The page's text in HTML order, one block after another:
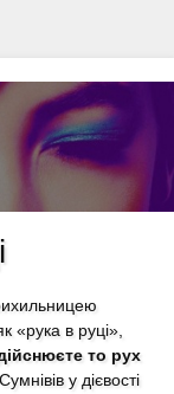
«рука в руці»,
то рух
Сумнівів у дієвості